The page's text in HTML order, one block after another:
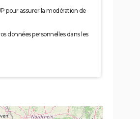
pour assurer la modération de
données personnelles dans les